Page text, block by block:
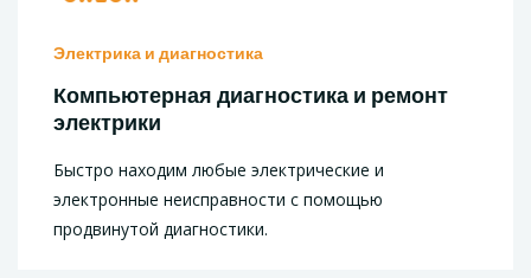
Электрика и диагностика
Компьютерная диагностика и ремонт
электрики
Быстро находим любые электрические и
электронные неисправности с помощью
продвинутой диагностики.